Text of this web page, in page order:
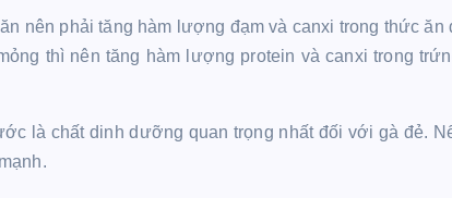
nên phải tăng hàm lượng đạm và canxi trong thức
thì nên tăng hàm lượng protein và canxi trong
là chất dinh dưỡng quan trọng nhất đối với gà đẻ.